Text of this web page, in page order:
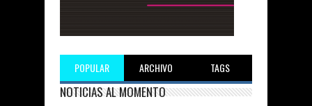
POPULAR ARCHIVO TAGS
NOTICIAS AL MOMENTO